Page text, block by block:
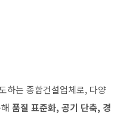
하는 종합건설업체로, 다양
품질 표준화, 공기 단축, 경